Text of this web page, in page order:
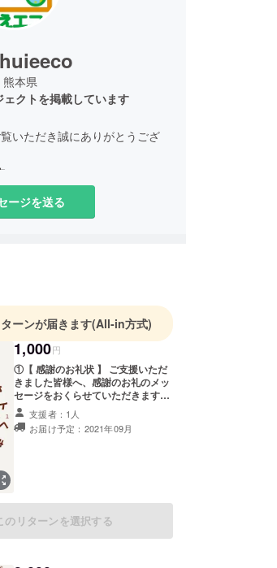
熊本県
クトを掲載しています
いただき誠にありがとうござ
は、
り、
の良い会社です。
日々ご用命をいただいており
会社 』を宜しくお願い致しま
ージを送る
ーンが届きます(All-in方式)
1,000円
①【 感謝のお礼状 】 ご支援いただ
きました皆様へ、感謝のお礼のメッ
セージをおくらせていただきます。
みなさまのあたたかいご声援とお力
添えで、私たちの活力となり 社会貢
献につながるものと信じています。
支援者：1人
お届け予定：2021年09月
のリターンを選択する